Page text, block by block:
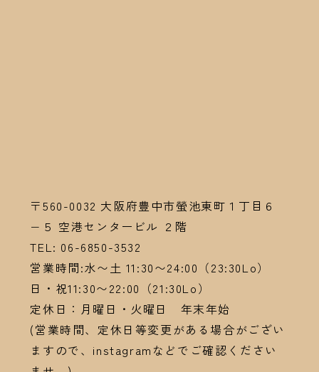
〒560-0032 大阪府豊中市螢池東町１丁目６
−５ 空港センタービル ２階
TEL: 06-6850-3532
営業時間:水〜土 11:30〜24:00（23:30Lo）
日・祝11:30〜22:00（21:30Lo）
定休日：月曜日・火曜日 年末年始
(営業時間、定休日等変更がある場合がござい
ますので、instagramなどでご確認ください